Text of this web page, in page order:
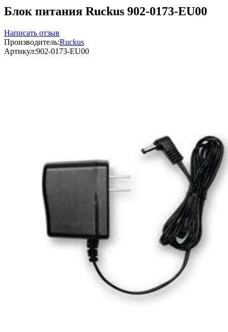
Блок питания Ruckus 902-0173-EU00
Написать отзыв
Производитель:Ruckus
Артикул:902-0173-EU00